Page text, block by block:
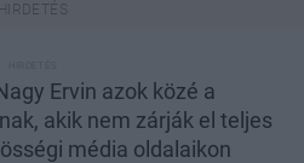
Ervin azok közé a
akik nem zárják el teljes
média oldalaikon